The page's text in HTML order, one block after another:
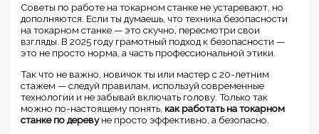
Советы по работе на токарном станке не устаревают, но
дополняются. Если ты думаешь, что техника безопасности
на токарном станке — это скучно, пересмотри свои
взгляды. В 2025 году грамотный подход к безопасности —
это не просто норма, а часть профессиональной этики.
Так что не важно, новичок ты или мастер с 20-летним
стажем — следуй правилам, используй современные
технологии и не забывай включать голову. Только так
можно по-настоящему понять, как работать на токарном
станке по деревуне просто эффективно, а безопасно.